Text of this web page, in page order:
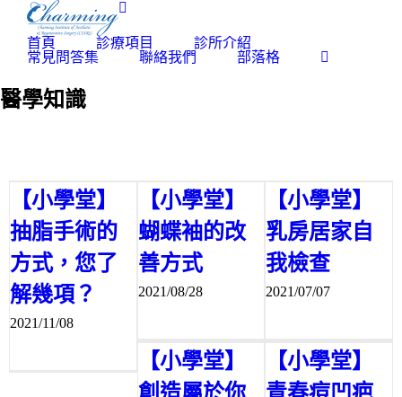
content首頁 診療項目
診所介紹
常見問答集
聯絡我們 部落格
醫學知識
【小學堂】
抽脂手術的
方式，您了
解幾項？
2021/11/08
【小學堂】
蝴蝶袖的改
善方式
2021/08/28
【小學堂】
乳房居家自
我檢查
2021/07/07
【小學堂】
【小學堂】